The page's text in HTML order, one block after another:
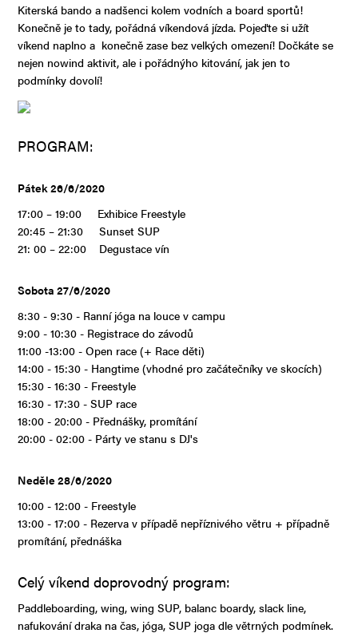
Kiterská bando a nadšenci kolem vodních a board sportů!
Konečně je to tady, pořádná víkendová jízda. Pojeďte si užít
víkend naplno a konečně zase bez velkých omezení! Dočkáte se
nejen nowind aktivit, ale i pořádnýho kitování, jak jen to
podmínky dovolí!
PROGRAM:
Pátek 26/6/2020
17:00 – 19:00 Exhibice Freestyle
20:45 – 21:30 Sunset SUP
21: 00 – 22:00 Degustace vín
Sobota 27/6/2020
8:30 - 9:30 - Ranní jóga na louce v campu
9:00 - 10:30 - Registrace do závodů
11:00 -13:00 - Open race (+ Race děti)
14:00 - 15:30 - Hangtime (vhodné pro začátečníky ve skocích)
15:30 - 16:30 - Freestyle
16:30 - 17:30 - SUP race
18:00 - 20:00 - Přednášky, promítání
20:00 - 02:00 - Párty ve stanu s DJ's
Neděle 28/6/2020
10:00 - 12:00 - Freestyle
13:00 - 17:00 - Rezerva v případě nepříznivého větru + případně
promítání, přednáška
Celý víkend doprovodný program:
Paddleboarding, wing, wing SUP, balanc boardy, slack line,
nafukování draka na čas, jóga, SUP joga dle větrných podmínek.